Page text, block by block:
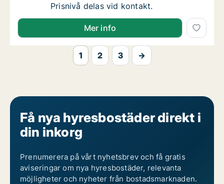
Jag söker lägenhet, hus eller rum att hyra i
Prisnivå delas vid kontakt.
Jag söker lägenhet, hus eller rum att hyra i Lundby,
Mer info
1 2 3 →
Få nya hyresbostäder direkt i
din inkorg
Prenumerera på vårt nyhetsbrev och få gratis
aviseringar om nya hyresbostäder, relevanta
möjligheter och nyheter från bostadsmarknaden.